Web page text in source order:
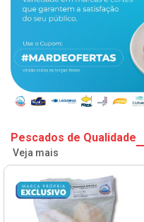
Pescados de Qualidade
Veja mais